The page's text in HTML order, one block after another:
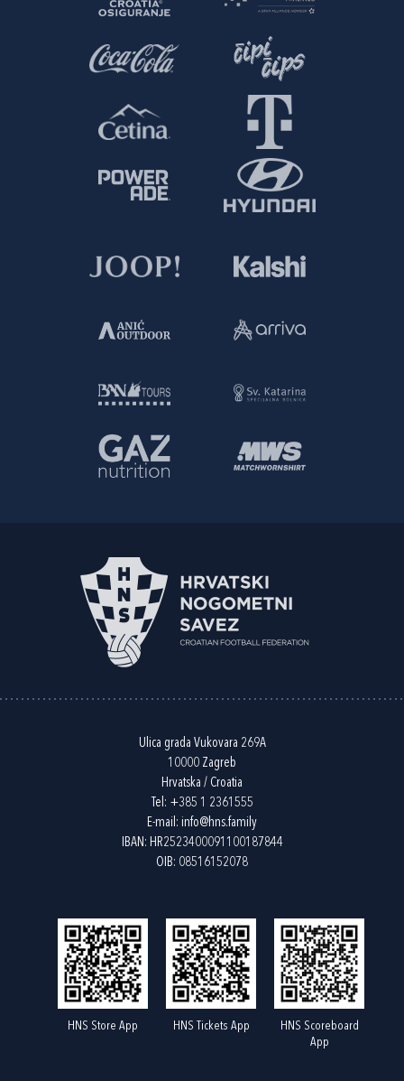
Ulica grada Vukovara 269A
10000 Zagreb
Hrvatska / Croatia
Tel: +385 1 2361555
E-mail: info@hns.family
IBAN: HR2523400091100187844
OIB: 08516152078
HNS Store App HNS Tickets App
HNS Scoreboard
App